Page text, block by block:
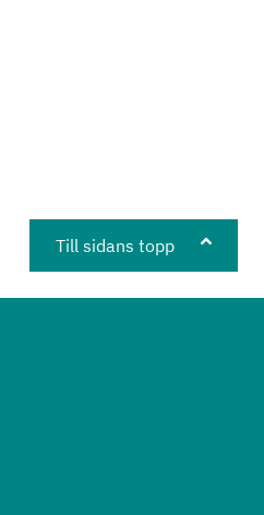
Till sidans topp